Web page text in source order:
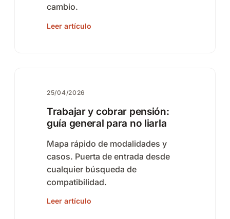
cambio.
Leer artículo
25/04/2026
Trabajar y cobrar pensión:
guía general para no liarla
Mapa rápido de modalidades y
casos. Puerta de entrada desde
cualquier búsqueda de
compatibilidad.
Leer artículo